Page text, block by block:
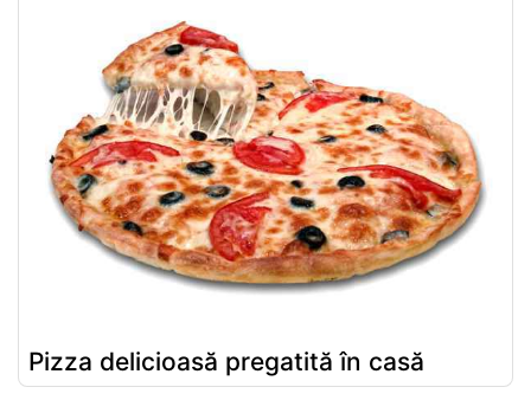
Pizza delicioasă pregatită în casă